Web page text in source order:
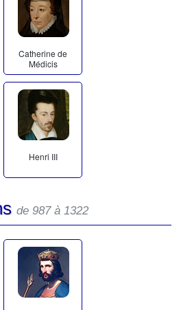
Catherine de
Médicis
Henri III
de 987 à 1322